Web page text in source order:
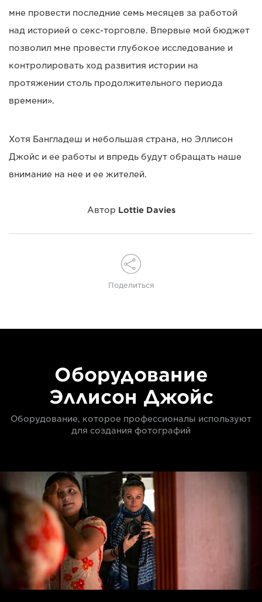
мне провести последние семь месяцев за работой
над историей о секс-торговле. Впервые мой бюджет
позволил мне провести глубокое исследование и
контролировать ход развития истории на
протяжении столь продолжительного периода
времени».
Хотя Бангладеш и небольшая страна, но Эллисон
Джойс и ее работы и впредь будут обращать наше
внимание на нее и ее жителей.
Автор Lottie Davies
Поделиться
Оборудование
Эллисон Джойс
Оборудование, которое профессионалы используют
для создания фотографий